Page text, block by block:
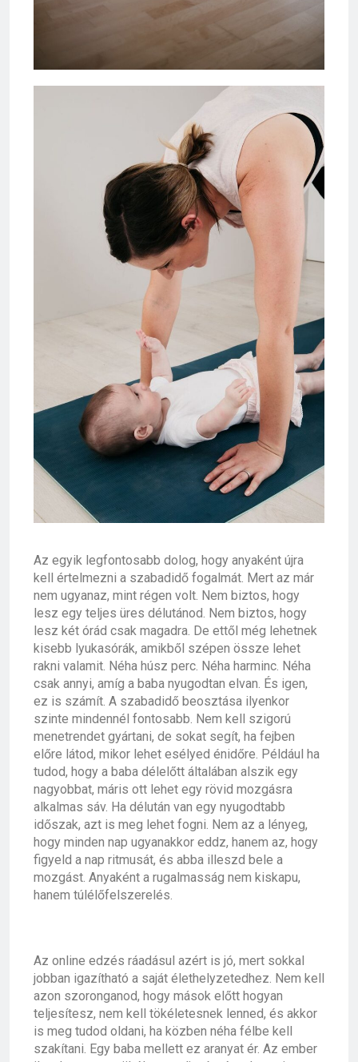
Az egyik legfontosabb dolog, hogy anyaként újra
kell értelmezni a szabadidő fogalmát. Mert az már
nem ugyanaz, mint régen volt. Nem biztos, hogy
lesz egy teljes üres délutánod. Nem biztos, hogy
lesz két órád csak magadra. De ettől még lehetnek
kisebb lyukasórák, amikből szépen össze lehet
rakni valamit. Néha húsz perc. Néha harminc. Néha
csak annyi, amíg a baba nyugodtan elvan. És igen,
ez is számít. A szabadidő beosztása ilyenkor
szinte mindennél fontosabb. Nem kell szigorú
menetrendet gyártani, de sokat segít, ha fejben
előre látod, mikor lehet esélyed énidőre. Például ha
tudod, hogy a baba délelőtt általában alszik egy
nagyobbat, máris ott lehet egy rövid mozgásra
alkalmas sáv. Ha délután van egy nyugodtabb
időszak, azt is meg lehet fogni. Nem az a lényeg,
hogy minden nap ugyanakkor eddz, hanem az, hogy
figyeld a nap ritmusát, és abba illeszd bele a
mozgást. Anyaként a rugalmasság nem kiskapu,
hanem túlélőfelszerelés.
Az online edzés ráadásul azért is jó, mert sokkal
jobban igazítható a saját élethelyzetedhez. Nem kell
azon szoronganod, hogy mások előtt hogyan
teljesítesz, nem kell tökéletesnek lenned, és akkor
is meg tudod oldani, ha közben néha félbe kell
szakítani. Egy baba mellett ez aranyat ér. Az ember